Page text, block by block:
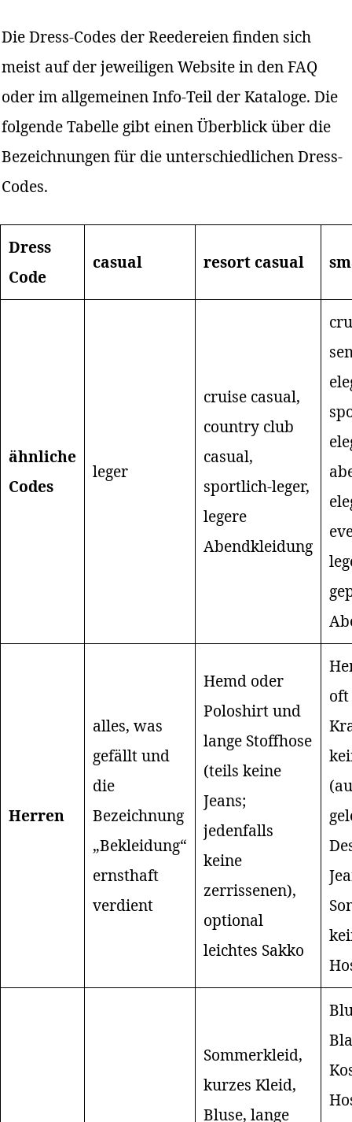
Die Dress-Codes der Reedereien finden sich
meist auf der jeweiligen Website in den FAQ
oder im allgemeinen Info-Teil der Kataloge. Die
folgende Tabelle gibt einen Überblick über die
Bezeichnungen für die unterschiedlichen Dress-
Codes.
Dress
Code
casual resort casual
ähnliche
Codes
leger
cruise casual,
country club
casual,
sportlich-leger,
legere
Abendkleidung
Herren
alles, was
gefällt und
die
Bezeichnung
„Bekleidung“
ernsthaft
verdient
Hemd oder
Poloshirt und
lange Stoffhose
(teils keine
Jeans;
jedenfalls
keine
zerrissenen),
optional
leichtes Sakko
oft
Sommerkleid,
kurzes Kleid,
Bluse, lange